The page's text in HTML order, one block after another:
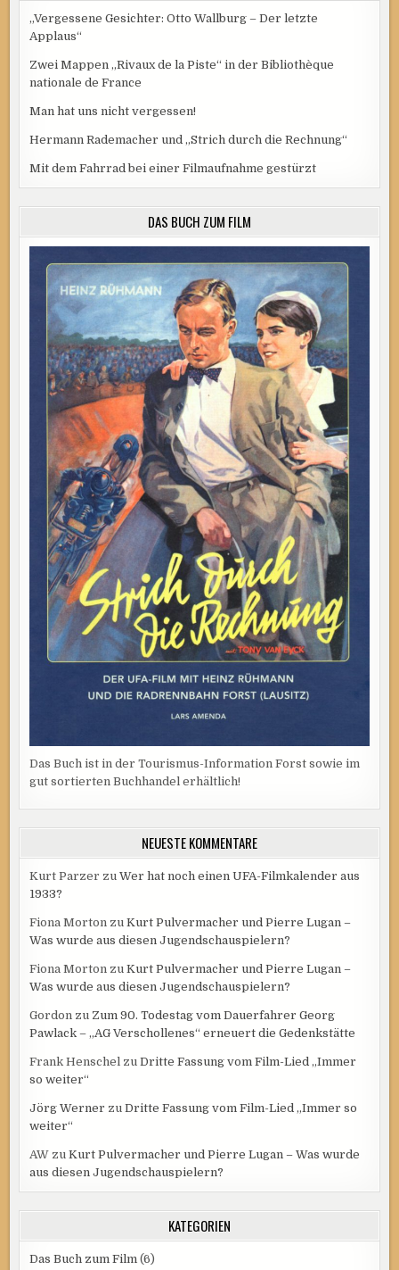
„Vergessene Gesichter: Otto Wallburg – Der letzte
Applaus“
Zwei Mappen „Rivaux de la Piste“ in der Bibliothèque
nationale de France
Man hat uns nicht vergessen!
Hermann Rademacher und „Strich durch die Rechnung“
Mit dem Fahrrad bei einer Filmaufnahme gestürzt
DAS BUCH ZUM FILM
Das Buch ist in der Tourismus-Information Forst sowie im
gut sortierten Buchhandel erhältlich!
NEUESTE KOMMENTARE
Kurt Parzer zuWer hat noch einen UFA-Filmkalender aus
1933?
Fiona Morton zuKurt Pulvermacher und Pierre Lugan –
Was wurde aus diesen Jugendschauspielern?
Fiona Morton zuKurt Pulvermacher und Pierre Lugan –
Was wurde aus diesen Jugendschauspielern?
Gordon zu Zum 90. Todestag vom Dauerfahrer Georg
Pawlack – „AG Verschollenes“ erneuert die Gedenkstätte
Frank Henschel zuDritte Fassung vom Film-Lied „Immer
so weiter“
Jörg Werner zuDritte Fassung vom Film-Lied „Immer so
weiter“
AW zuKurt Pulvermacher und Pierre Lugan – Was wurde
aus diesen Jugendschauspielern?
KATEGORIEN
Das Buch zum Film (6)